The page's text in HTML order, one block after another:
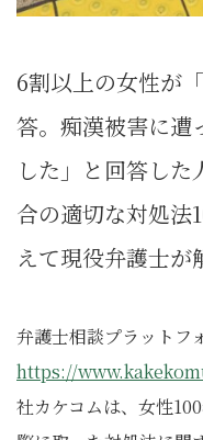
6割以上の女性が
答。痴漢被害に遭
した」と回答し
合の適切な対処法
えて現役弁護士が
弁護士相談プラットフ
https://
社カケコムは、女性